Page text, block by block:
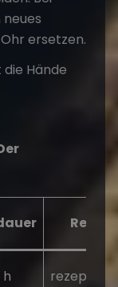
ersetzen.
Hände
h